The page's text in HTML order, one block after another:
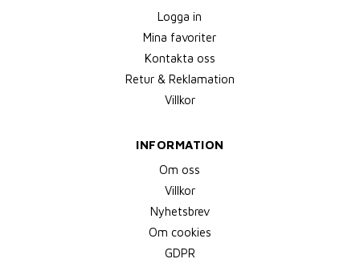
Logga in
Mina favoriter
Kontakta oss
Retur & Reklamation
Villkor
INFORMATION
Om oss
Villkor
Nyhetsbrev
Om cookies
GDPR